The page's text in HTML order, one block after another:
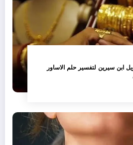
ابن سيرين لتفسير حلم الاساور